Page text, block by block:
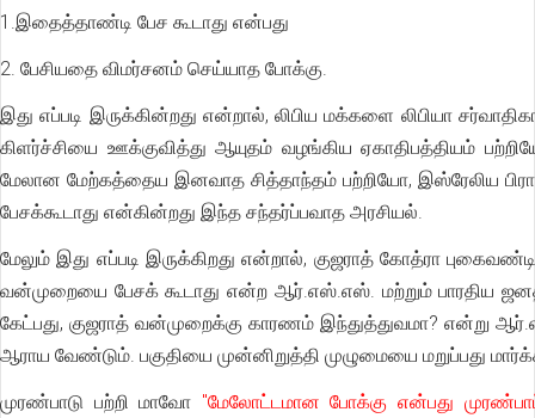
1.இதைத்தாண்டி பேச கூடாது என்பது
2. பேசியதை விமர்சனம் செய்யாத போக்கு.
இது எப்படி இருக்கின்றது என்றால், லிபிய மக்களை லிபியா
கிளர்ச்சியை ஊக்குவித்து ஆயுதம் வழங்கிய ஏகாதிபத்தியம்
மேலான மேற்கத்தைய இனவாத சித்தாந்தம் பற்றியோ, இஸ்ரேலிய
பேசக்கூடாது என்கின்றது இந்த சந்தர்ப்பவாத அரசியல்.
மேலும் இது எப்படி இருக்கிறது என்றால், குஜராத் கோத்ரா
வன்முறையை பேசக் கூடாது என்ற ஆர்.எஸ்.எஸ். மற்றும் பாரதிய
கேட்பது, குஜராத் வன்முறைக்கு காரணம் இந்துத்துவமா? என்று
ஆராய வேண்டும். பகுதியை முன்னிறுத்தி முழுமையை மறுப்பது
முரண்பாடு பற்றி மாவோ "மேலோட்டமான போக்கு என்பது